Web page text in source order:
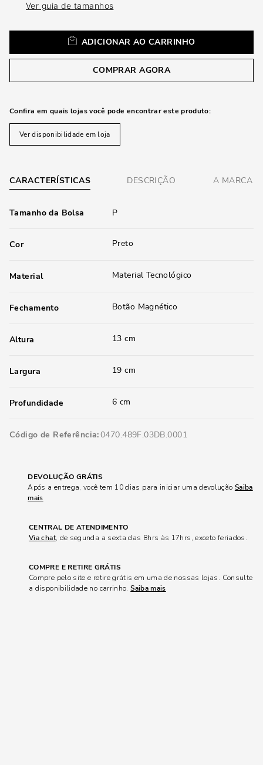
Ver guia de tamanhos
ADICIONAR AO CARRINHO
COMPRAR AGORA
Confira em quais lojas você pode encontrar este produto:
Ver disponibilidade em loja
CARACTERÍSTICAS DESCRIÇÃO A MARCA
Tamanho da Bolsa P
Cor Preto
Material Material Tecnológico
Fechamento Botão Magnético
Altura 13 cm
Largura 19 cm
Profundidade 6 cm
Código de Referência 0470.489F.03DB.0001
DEVOLUÇÃO GRÁTIS
Após a entrega, você tem 10 dias para iniciar uma devolução Saiba
mais
CENTRAL DE ATENDIMENTO
Via chat, de segunda a sexta das 8hrs às 17hrs, exceto feriados.
COMPRE E RETIRE GRÁTIS
Compre pelo site e retire grátis em uma de nossas lojas. Consulte
a disponibilidade no carrinho.Saiba mais